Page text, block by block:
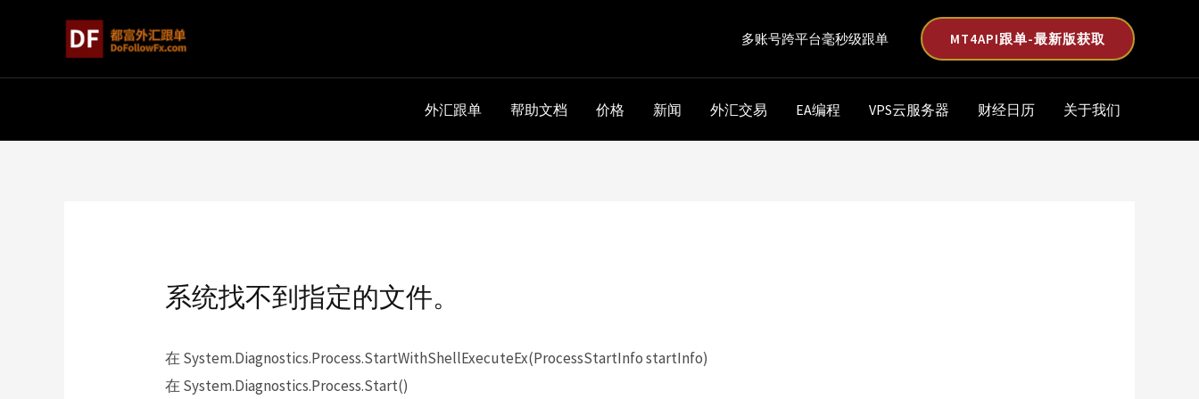
多账号跨平台毫秒级跟单 MT4API跟单-最新版获取
外汇跟单 帮助文档 价格 新闻 外汇交易 EA编程 VPS云服务器 财经日历 关于我们
系统找不到指定的文件。
在 System.Diagnostics.Process.StartWithShellExecuteEx(ProcessStartInfo startInfo)
在 System.Diagnostics.Process.Start()